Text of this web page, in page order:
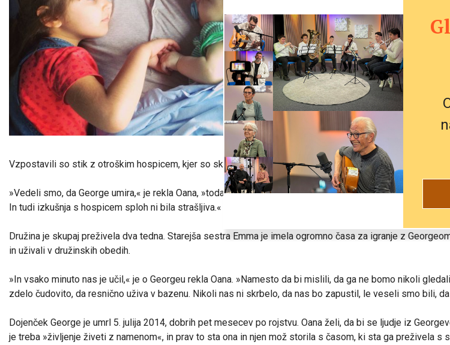
Zdravili so ga s kemoterapijo in
izboljševati.
“Začel se je smejati in prvič se je
povedala Oana. »Bili smo
Toda potem se je rak vrnil po
kemoterapije. Zdravniki so Oani
Georgevo preživetje.
Vzpostavili so stik z otroškim hospicem, kjer so skrbeli zanj in lajšali otrokove zadnje dni.
»Vedeli smo, da George umira,« je rekla Oana, »toda v mojem srcu je bilo še vedno majhno upanje na
In tudi izkušnja s hospicem sploh ni bila strašljiva.«
Družina je skupaj preživela dva tedna. Starejša sestra Emma je imela ogromno časa za igranje z
in uživali v družinskih obedih.
»In vsako minuto nas je učil,« je o Georgeu rekla Oana. »Namesto da bi mislili, da ga ne bomo nikoli
zdelo čudovito, da resnično uživa v bazenu. Nikoli nas ni skrbelo, da nas bo zapustil, le veseli smo bili, da
Dojenček George je umrl 5. julija 2014, dobrih pet mesecev po rojstvu. Oana želi, da bi se ljudje iz
je treba »življenje živeti z namenom«, in prav to sta ona in njen mož storila s časom, ki sta ga preživela s